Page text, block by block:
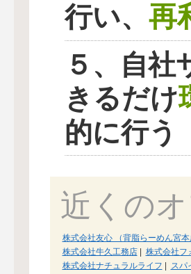
行い、 再
５、自社
きるだけ
的に行う
近くの
株式会社友心 （背脂らーめん宮本
株式会社牛久工務店| 株式会社フ
株式会社ナチュラルライフ
スパ